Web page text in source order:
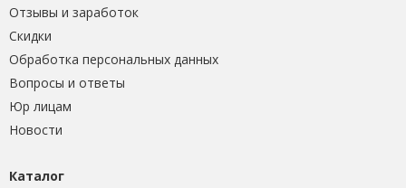
Отзывы и заработок
Скидки
Обработка персональных данных
Вопросы и ответы
Юр лицам
Новости
Каталог